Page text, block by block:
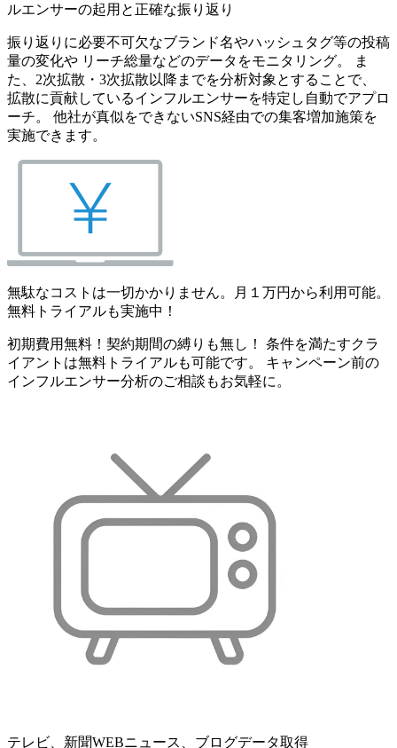
ルエンサーの起用と正確な振り返り
振り返りに必要不可欠なブランド名やハッシュタグ等の投稿
量の変化や リーチ総量などのデータをモニタリング。 ま
た、2次拡散・3次拡散以降までを分析対象とすることで、
拡散に貢献しているインフルエンサーを特定し自動でアプロ
ーチ。 他社が真似をできないSNS経由での集客増加施策を
実施できます。
無駄なコストは一切かかりません。月１万円から利用可能。
無料トライアルも実施中！
初期費用無料！契約期間の縛りも無し！ 条件を満たすクラ
イアントは無料トライアルも可能です。 キャンペーン前の
インフルエンサー分析のご相談もお気軽に。
テレビ、新聞WEBニュース、ブログデータ取得